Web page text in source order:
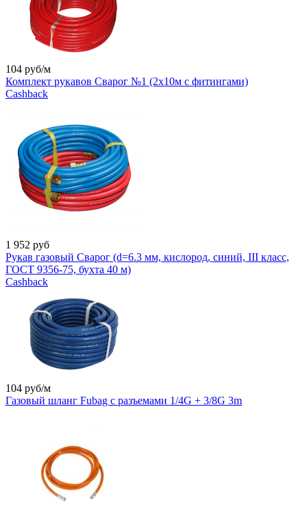
104 руб/м
Комплект рукавов Сварог №1 (2х10м с фитингами)
Cashback
1 952 руб
Рукав газовый Сварог (d=6.3 мм, кислород, синий, III класс,
ГОСТ 9356-75, бухта 40 м)
Cashback
104 руб/м
Газовый шланг Fubag с разъемами 1/4G + 3/8G 3m